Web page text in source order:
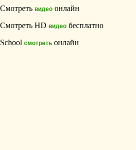
Смотреть видео онлайн
Смотреть HD видео бесплатно
School смотреть онлайн